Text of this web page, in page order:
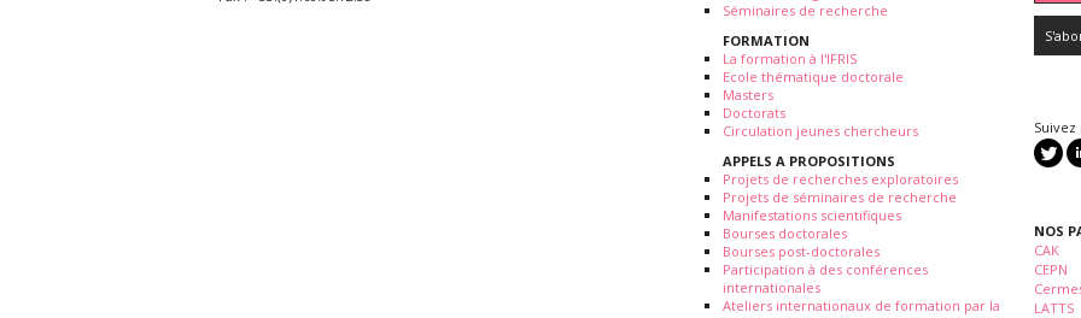
Séminaires de recherche
FORMATION
La formation à l'IFRIS
Ecole thématique doctorale
Masters
Doctorats
Circulation jeunes chercheurs
APPELS A PROPOSITIONS
Projets de recherches exploratoires
Projets de séminaires de recherche
Manifestations scientifiques
Bourses doctorales
Bourses post-doctorales
Participation à des conférences
internationales
Ateliers internationaux de formation par la
Suivez
NOS
CAK
CEPN
LATTS